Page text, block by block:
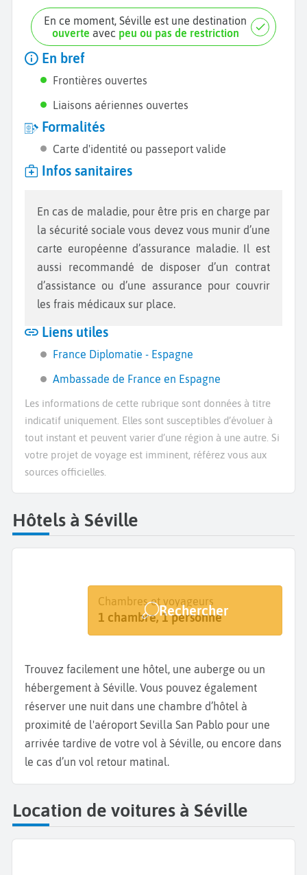
En ce moment, Séville est une destination
ouverte avec peu ou pas de restriction
En bref
Frontières ouvertes
Liaisons aériennes ouvertes
Formalités
Carte d'identité ou passeport valide
Infos sanitaires
En cas de maladie, pour être pris en charge par
la sécurité sociale vous devez vous munir d’une
carte européenne d’assurance maladie. Il est
aussi recommandé de disposer d’un contrat
d’assistance ou d’une assurance pour couvrir
les frais médicaux sur place.
Liens utiles
France Diplomatie - Espagne
Ambassade de France en Espagne
Les informations de cette rubrique sont données à titre
indicatif uniquement. Elles sont susceptibles d’évoluer à
tout instant et peuvent varier d’une région à une autre. Si
votre projet de voyage est imminent, référez vous aux
sources officielles.
Hôtels à Séville
Destination
Séville
Dates
Dates de votre séjour
Chambres et voyageurs
1 chambre, 1 personne
Rechercher
Trouvez facilement une hôtel, une auberge ou un
hébergement à Séville. Vous pouvez également
réserver une nuit dans une chambre d’hôtel à
proximité de l'aéroport Sevilla San Pablo pour une
arrivée tardive de votre vol à Séville, ou encore dans
le cas d’un vol retour matinal.
Location de voitures à Séville